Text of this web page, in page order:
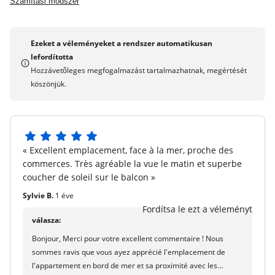
Szolgáltatások és berendezések elérhetők
Wifi hozzáférés :Túltöltéssel - elérhetőség alá.
Babakészlet :
hónaptól), 1: a tartalmak a lakóhelyek szerint
változhatnak) - a recepcióval kell meghatározni.
Karbantartó készlet :Tartalmazva - a tartalmak a
lakóhelyek szerint változhatnak: szivacs, mosdó, több
felhasználású termékes injekció, kézmosás folyékony
termék, mosogató tabletta és törülköző.
Mosoda :
Ezenkívül - A mosógép és a szárító napi 24
DRC-jében). Mosoda nem tartalmazza: 4 € / mosás 1 € /
sírás
Ezeket a véleményeket a rendszer automatikusan
lefordította
Hozzávetőleges megfogalmazást tartalmazhatnak, megértését
köszönjük.
5
csillagból
« Excellent emplacement, face à la mer, proche des
commerces. Très agréable la vue le matin et superbe
coucher de soleil sur le balcon »
Sylvie B. 1 éve
Fordítsa le ezt a véleményt
válasza:
Bonjour, Merci pour votre excellent commentaire ! Nous
sommes ravis que vous ayez apprécié l'emplacement de
l'appartement en bord de mer et sa proximité avec les